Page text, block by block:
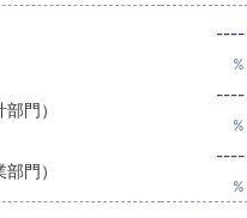
----
%
門）
----
%
門）
----
%